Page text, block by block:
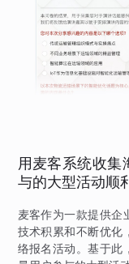
用麦客系统收集
与的大型活动顺
麦客作为一款提供企
技术积累和不断优化
络报名活动。基于此